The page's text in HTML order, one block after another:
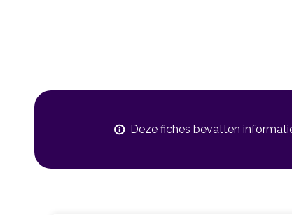
Deze fiches bevatten